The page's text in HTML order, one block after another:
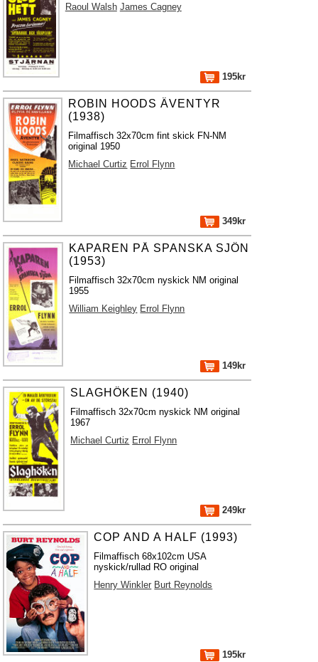
Raoul Walsh James Cagney
195kr
ROBIN HOODS ÄVENTYR
(1938)
Filmaffisch 32x70cm fint skick FN-NM
original 1950
Michael Curtiz Errol Flynn
349kr
KAPAREN PÅ SPANSKA SJÖN
(1953)
Filmaffisch 32x70cm nyskick NM original
1955
William Keighley Errol Flynn
149kr
SLAGHÖKEN (1940)
Filmaffisch 32x70cm nyskick NM original
1967
Michael Curtiz Errol Flynn
249kr
COP AND A HALF (1993)
Filmaffisch 68x102cm USA
nyskick/rullad RO original
Henry Winkler Burt Reynolds
195kr